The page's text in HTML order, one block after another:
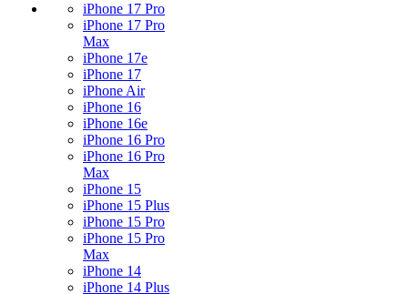
iPhone 17 Pro
iPhone 17 Pro
Max
iPhone 17e
iPhone 17
iPhone Air
iPhone 16
iPhone 16e
iPhone 16 Pro
iPhone 16 Pro
Max
iPhone 15
iPhone 15 Plus
iPhone 15 Pro
iPhone 15 Pro
Max
iPhone 14
iPhone 14 Plus